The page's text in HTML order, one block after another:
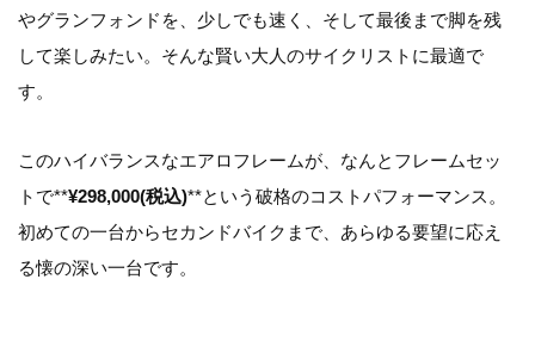
やグランフォンドを、少しでも速く、そして最後まで脚を残
して楽しみたい。そんな賢い大人のサイクリストに最適で
す。
このハイバランスなエアロフレームが、なんとフレームセッ
トで**¥298,000(税込)**という破格のコストパフォーマンス。
初めての一台からセカンドバイクまで、あらゆる要望に応え
る懐の深い一台です。